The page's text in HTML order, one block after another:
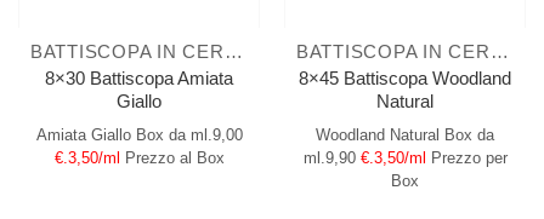
BATTISCOPA IN CERAMICA
8×30 Battiscopa Amiata
Giallo
Amiata Giallo Box da ml.9,00
€.3,50/ml Prezzo al Box
BATTISCOPA IN CERAMICA
8×45 Battiscopa Woodland
Natural
Woodland Natural Box da
ml.9,90 €.3,50/ml Prezzo per
Box